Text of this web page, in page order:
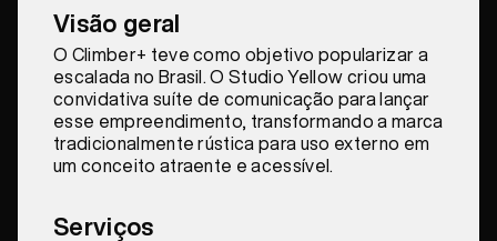
Visão geral
O Climber+ teve como objetivo popularizar a
escalada no Brasil. O Studio Yellow criou uma
convidativa suíte de comunicação para lançar
esse empreendimento, transformando a marca
tradicionalmente rústica para uso externo em
um conceito atraente e acessível.
Serviços